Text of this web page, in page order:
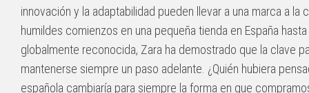
innovación y la adaptabilidad pueden llevar a una marca a la
humildes comienzos en una pequeña tienda en España
globalmente reconocida, Zara ha demostrado que la clave
mantenerse siempre un paso adelante. ¿Quién hubiera
española cambiaría para siempre la forma en que